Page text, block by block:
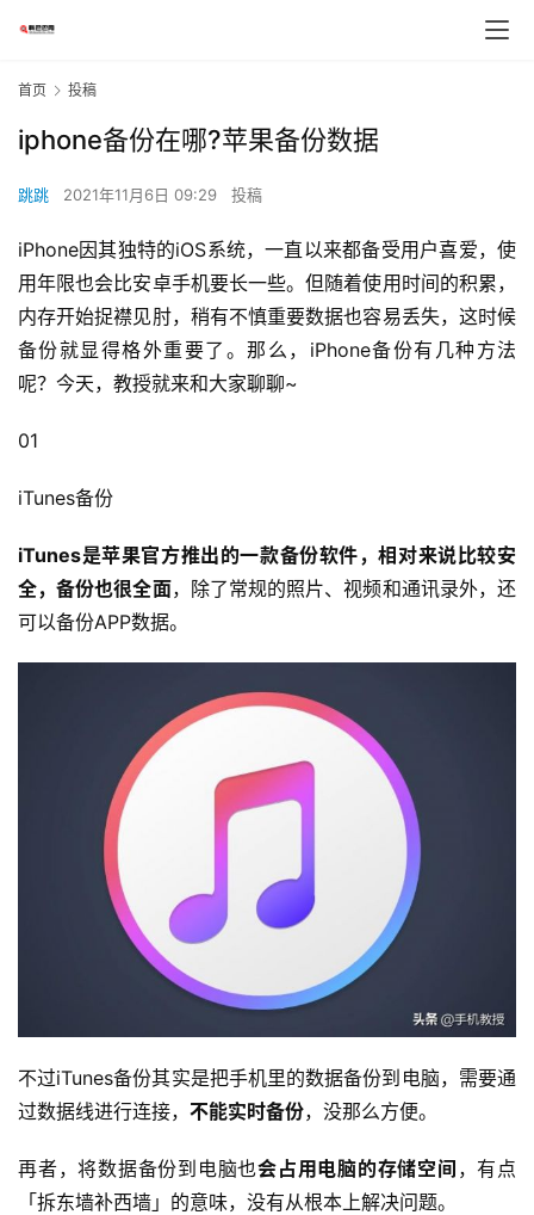
首页 投稿
iphone备份在哪?苹果备份数据
跳跳 2021年11月6日 09:29 投稿
iPhone因其独特的iOS系统，一直以来都备受用户喜爱，使
用年限也会比安卓手机要长一些。但随着使用时间的积累，
内存开始捉襟见肘，稍有不慎重要数据也容易丢失，这时候
备份就显得格外重要了。那么，iPhone备份有几种方法
呢？今天，教授就来和大家聊聊~
01
iTunes备份
iTunes是苹果官方推出的一款备份软件，相对来说比较安
全，备份也很全面，除了常规的照片、视频和通讯录外，还
可以备份APP数据。
不过iTunes备份其实是把手机里的数据备份到电脑，需要通
过数据线进行连接， 不能实时备份，没那么方便。
再者，将数据备份到电脑也会占用电脑的存储空间 ，有点
「拆东墙补西墙」的意味，没有从根本上解决问题。